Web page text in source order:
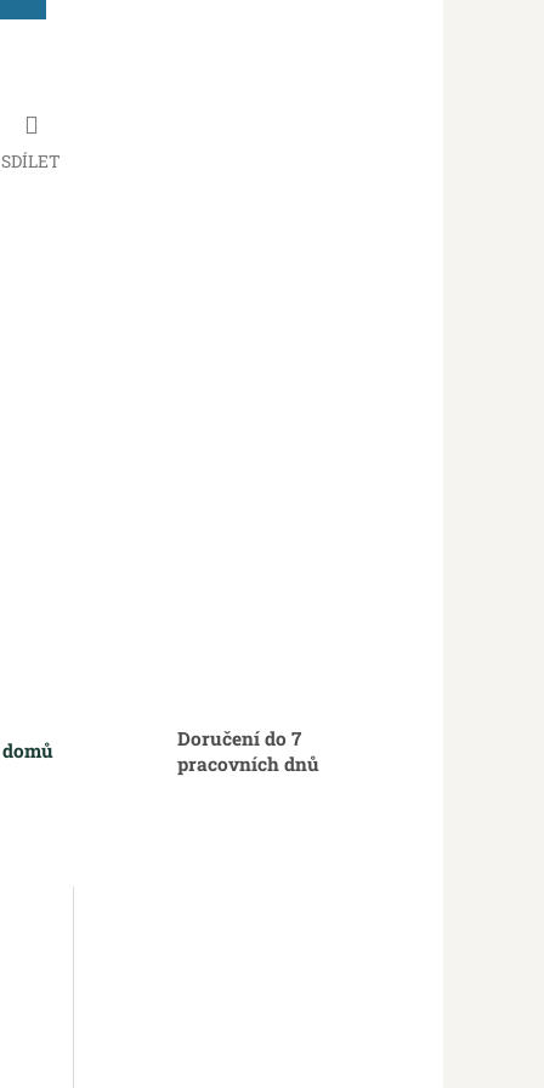
SDÍLET
Doručení do 7
pracovních dnů